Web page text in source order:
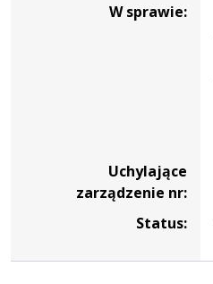
W sprawie:
Uchylające
zarządzenie nr:
Status: